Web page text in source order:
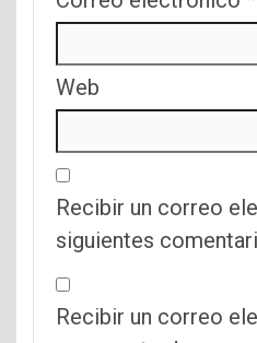
Web
Recibir un correo
siguientes
Recibir un correo